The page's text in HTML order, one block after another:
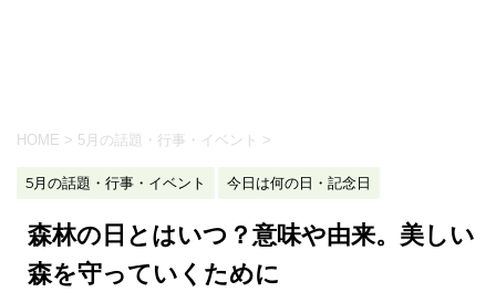
HOME > 5月の話題・行事・イベント >
5月の話題・行事・イベント 今日は何の日・記念日
森林の日とはいつ？意味や由来。美しい
森を守っていくために